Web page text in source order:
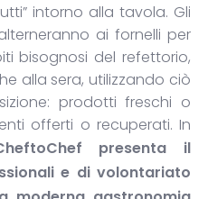
intorno alla tavola. Gli
ai fornelli per
bisognosi del refettorio,
alla sera, utilizzando ciò
prodotti freschi o
offerti o recuperati. In
presenta il
e di volontariato